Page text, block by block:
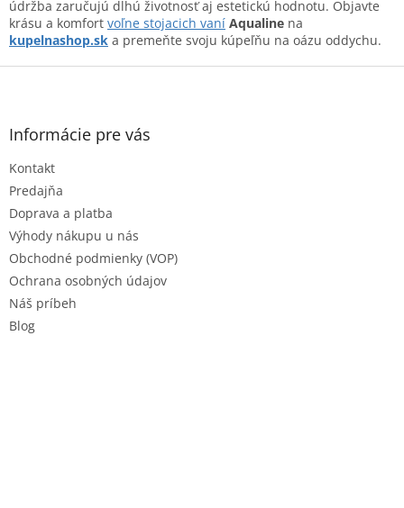
k
y
v
ý
údržba zaručujú dlhú životnosť aj estetickú hodnotu. Objavte
krásu a komfort voľne stojacich vaní Aqualine na
kupelnashop.sk a premeňte svoju kúpeľňu na oázu oddychu.
Z
Informácie pre vás
Kontakt
Predajňa
Doprava a platba
Výhody nákupu u nás
Obchodné podmienky (VOP)
Ochrana osobných údajov
Náš príbeh
Blog